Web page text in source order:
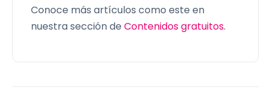
Conoce más artículos como este en
nuestra sección de Contenidos gratuitos.